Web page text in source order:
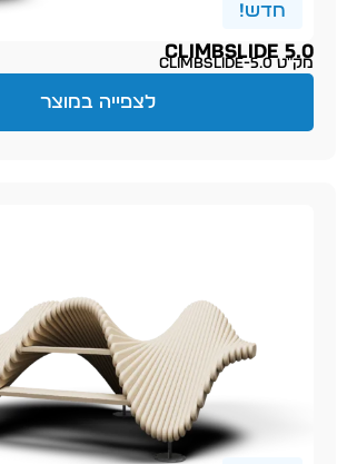
חדש!
CLIMBSLIDE 5.0
מק״ט climbslide-5.0
לצפייה במוצר